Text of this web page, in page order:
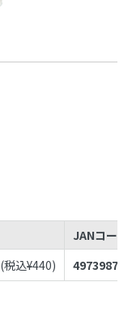
JANコー
(税込¥440)